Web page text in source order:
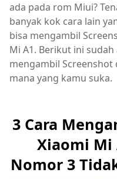
ada pada rom Miui?
banyak kok cara lain
bisa mengambil
Mi A1. Berikut ini
mengambil Screenshot
mana yang kamu suka.
3 Cara
Xiaomi Mi
Nomor 3